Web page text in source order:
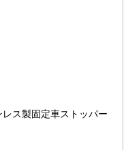
ス製固定車ストッパー